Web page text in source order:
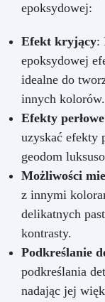
epoksydowej:
Efekt kryjący:
epoksydowej
idealne do
innych kolorów.
Efekty perłowe
uzyskać efekty
geodom
Możliwości
z innymi
delikatnych
kontrasty.
Podkreślanie
podkreślania
nadając jej